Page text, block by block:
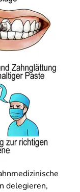
delegieren,